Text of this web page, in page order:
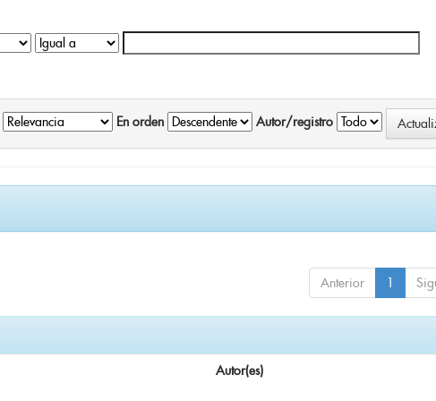
En orden Autor/registro
Anterior 1
Autor(es)